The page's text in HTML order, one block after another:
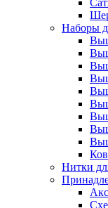
Наборы
Нитки